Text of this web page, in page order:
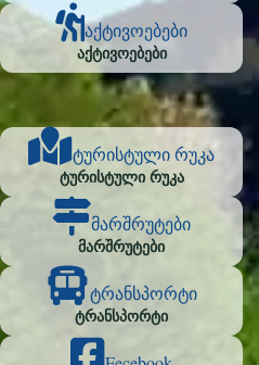
აქტივოებები
აქტივოებები
ტურისტული რუკა
ტურისტული რუკა
მარშრუტები
მარშრუტები
ტრანსპორტი
ტრანსპორტი